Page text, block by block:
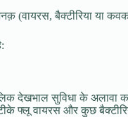
(वायरस, बैक्टीरिया
देखभाल सुविधा के अलावा
फ्लू वायरस और कुछ